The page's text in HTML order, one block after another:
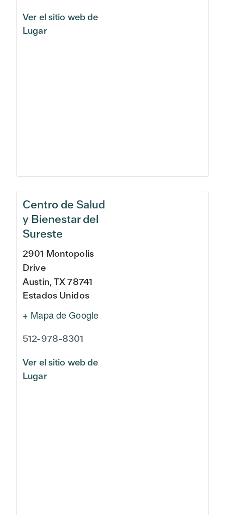
Ver el sitio web de
Lugar
Centro de Salud
y Bienestar del
Sureste
2901 Montopolis
Drive
Austin,TX78741
Estados Unidos
+ Mapa de Google
512-978-8301
Ver el sitio web de
Lugar